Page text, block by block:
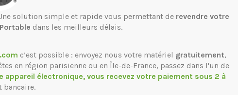
solution simple et rapide vous permettant de revendre votre
dans les meilleurs délais.
c’est possible : envoyez nous votre matériel gratuitement,
en région parisienne ou en Île-de-France, passez dans l'un de
électronique, vous recevez votre paiement sous 2 à
bancaire.